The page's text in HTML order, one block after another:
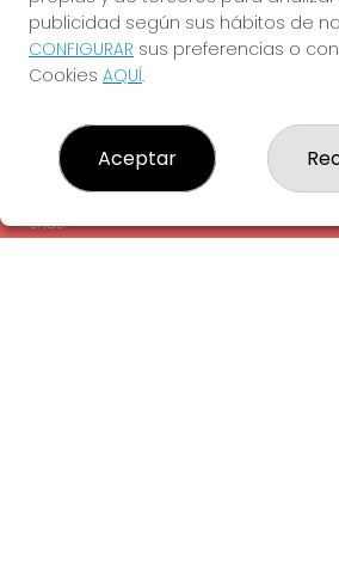
EL DRAC VERMELL DE LA SORT
¿Quiénes somos?
Comprar lotería
Contacto
Empresas
Peñas
publicidad según sus hábitos de
CONFIGURAR sus preferencias o
Cookies AQUÍ.
Aceptar